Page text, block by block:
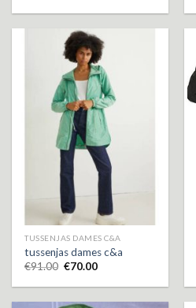
TUSSENJAS DAMES C&A
tussenjas dames c&a
€91.00 €70.00